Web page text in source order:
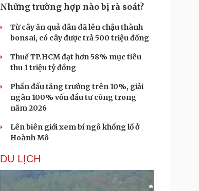
Những trường hợp nào bị rà soát?
Từ cây ăn quả dân dã lên chậu thành
bonsai, có cây được trả 500 triệu đồng
Thuế TP.HCM đạt hơn 58% mục tiêu
thu 1 triệu tỷ đồng
Phấn đấu tăng trưởng trên 10%, giải
ngân 100% vốn đầu tư công trong
năm 2026
Lên biên giới xem bí ngô khổng lồ ở
Hoành Mô
DU LỊCH